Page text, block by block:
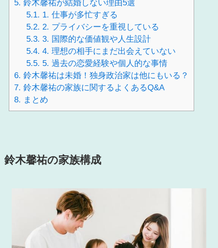
5. 鈴木馨祐が結婚しない理由5選
5.1. 1. 仕事が多忙すぎる
5.2. 2. プライバシーを重視している
5.3. 3. 国際的な価値観や人生設計
5.4. 4. 理想の相手にまだ出会えていない
5.5. 5. 過去の恋愛経験や個人的な事情
6. 鈴木馨祐は未婚！独身政治家は他にもいる？
7. 鈴木馨祐の家族に関するよくあるQ&A
8. まとめ
鈴木馨祐の家族構成